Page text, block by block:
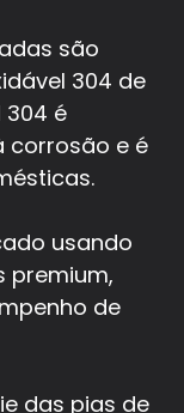
são
304 de
304 é
corrosão e é
usando
premium,
de
das pias de